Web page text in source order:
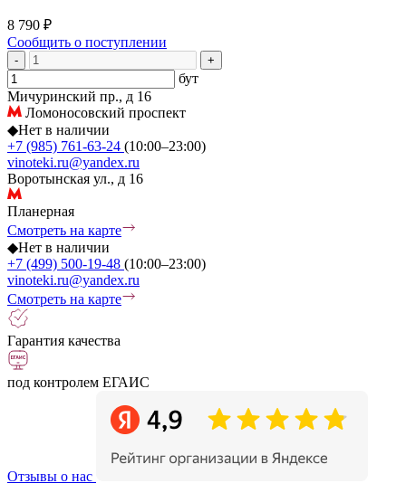
8 790 ₽
Сообщить о поступлении
- +
бут
Мичуринский пр., д 16
Ломоносовский проспект
◆Нет в наличии
+7 (985) 761-63-24 (10:00–23:00)
vinoteki.ru@yandex.ru
Воротынская ул., д 16
Планерная
Смотреть на карте
◆Нет в наличии
+7 (499) 500-19-48 (10:00–23:00)
vinoteki.ru@yandex.ru
Смотреть на карте
Гарантия качества
под контролем ЕГАИС
Отзывы о нас